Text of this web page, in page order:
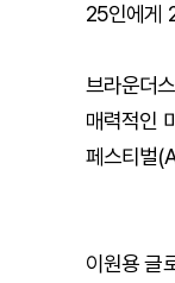
25인에게
브라운더
매력적인
페스티벌
이원용 글